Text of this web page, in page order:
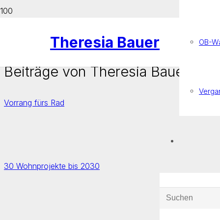
Theresia Bauer OB-
Beiträge von Theresia Bauer
Vorrang fürs Rad
30 Wohnprojekte bis 2030